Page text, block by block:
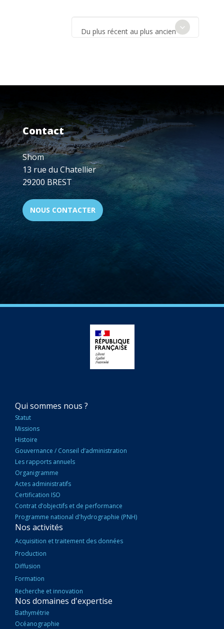
Du plus récent au plus ancien
Contact
Shom
13 rue du Chatellier
29200 BREST
NOUS CONTACTER
NAVIGATION
PRINCIPALE
Qui sommes nous ?
Statut
Missions
Histoire
Gouvernance / Conseil d’administration
Les rapports annuels
Organigramme
Actes administratifs
Certification ISO
Contrat d’objectifs et de performance
Programme national d'hydrographie (PNH)
Nos activités
Acquisition et traitement des données
Production
Diffusion
Formation
Recherche et innovation
Nos domaines d'expertise
Bathymétrie
Océanographie